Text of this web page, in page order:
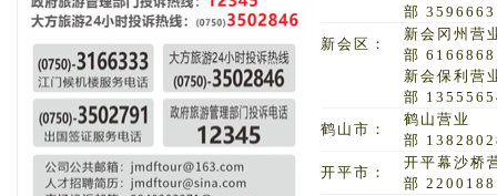
部 3596663
新会区：
新会冈州营
部 6166868
新会保利营
部
鹤山市：
鹤山营业
部
开平市：
开平幕沙桥
部 2200188